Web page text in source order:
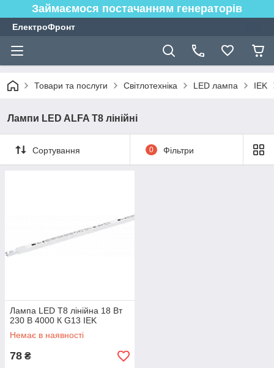
Займаємося постачанням генераторів
ЕлектроФронт
Товари та послуги Світлотехніка LED лампа IEK
Лампи LED ALFA T8 лінійні
Сортування 0 Фільтри
Лампа LED T8 лінійна 18 Вт
230 В 4000 К G13 IEK
Немає в наявності
78 ₴